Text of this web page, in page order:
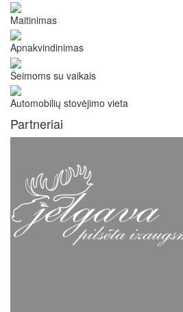
Maitinimas
Apnakvindinimas
Šeimoms su vaikais
Automobilių stovėjimo vieta
Partneriai